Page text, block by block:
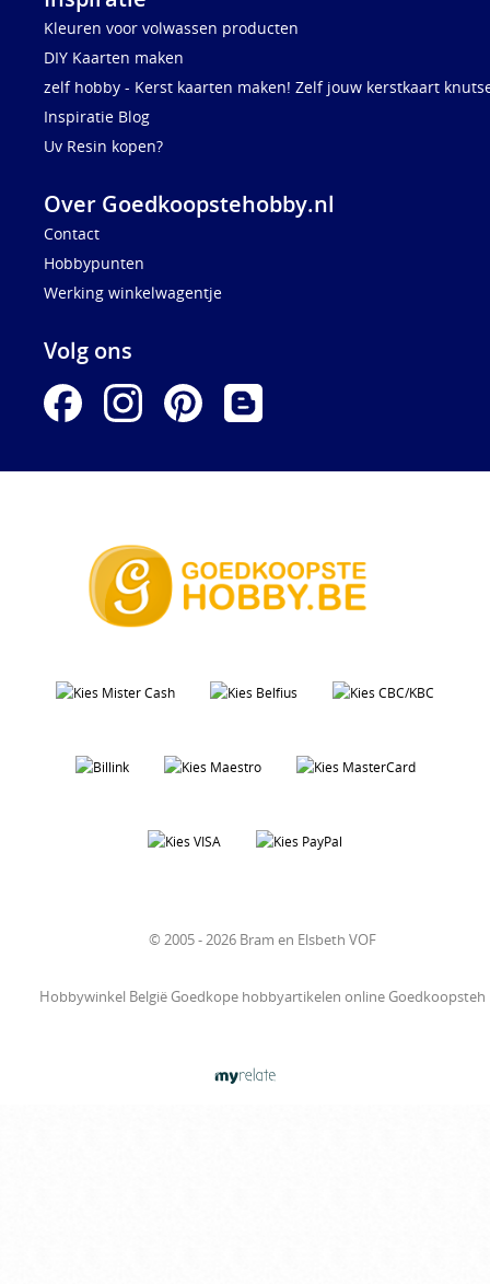
Kleuren voor volwassen producten
DIY Kaarten maken
zelf hobby - Kerst kaarten maken! Zelf jouw kerstkaart
Inspiratie Blog
Uv Resin kopen?
Over Goedkoopstehobby.nl
Contact
Hobbypunten
Werking winkelwagentje
Volg ons
© 2005 - 2026 Bram en Elsbeth VOF
Hobbywinkel België Goedkope hobbyartikelen online Goedkoopsteh